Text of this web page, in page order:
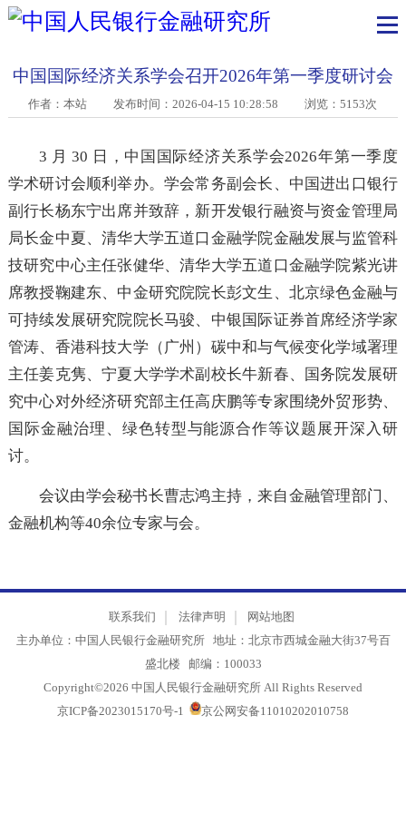
中国国际经济关系学会召开2026年第一季度研讨
作者：本站发布时间：2026-04-15 10:28:58 浏览：5153次
3 月 30 日，中国国际经济关系学会2026年第一季
学术研讨会顺利举办。学会常务副会长、中国进出口银
副行长杨东宁出席并致辞，新开发银行融资与资金管理
局长金中夏、清华大学五道口金融学院金融发展与监管
技研究中心主任张健华、清华大学五道口金融学院紫光
席教授鞠建东、中金研究院院长彭文生、北京绿色金融
可持续发展研究院院长马骏、中银国际证券首席经济学
管涛、香港科技大学（广州）碳中和与气候变化学域署
主任姜克隽、宁夏大学学术副校长牛新春、国务院发展
究中心对外经济研究部主任高庆鹏等专家围绕外贸形势
国际金融治理、绿色转型与能源合作等议题展开深入
会议由学会秘书长曹志鸿主持，来自金融管理部门
联系我们 法律声明 网站地图
主办单位：中国人民银行金融研究所 地址：北京市西城金融大街37号
盛北楼 邮编：100033